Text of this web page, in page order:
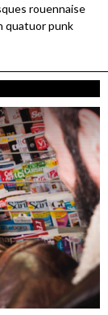
rouennaise
quatuor punk